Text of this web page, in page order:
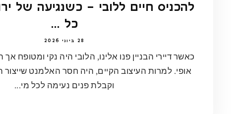
להכניס חיים ללובי – כשנגיעה של
כל ...
28 ביוני 2026
כאשר דיירי הבניין פנו אלינו, הלובי היה נקי ומטופח
אופי. למרות העיצוב הקיים, היה חסר האלמנט שייצור
וקבלת פנים נעימה לכל מי...